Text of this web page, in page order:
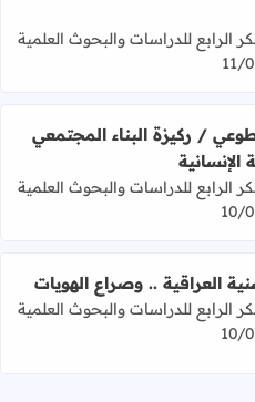
بناء القادة وصناعة التأثير
الرابع للدراسات والبحوث العلمية
11/
/ ركيزة البناء المجتمعي
/ ركيزة البناء المجتمعي
الإنسانية
الرابع للدراسات والبحوث العلمية
10/
العراقية .. وصراع الهويات
العراقية .. وصراع الهويات
الرابع للدراسات والبحوث العلمية
10/